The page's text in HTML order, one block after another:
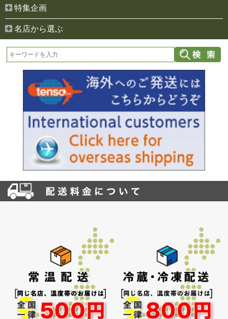
お買い物を続ける カートへ進む
特集企画
名店から選ぶ